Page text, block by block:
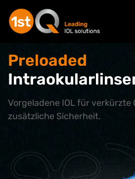
Preloaded
Vorgeladene IOL für verkürzte
zusätzliche Sicherheit.